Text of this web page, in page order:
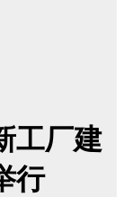
工厂建
行